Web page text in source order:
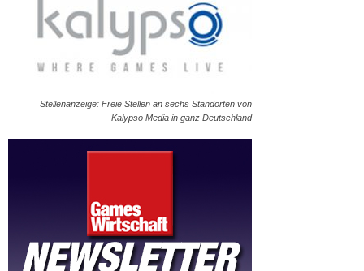
Stellenanzeige: Freie Stellen an sechs Standorten von
Kalypso Media in ganz Deutschland